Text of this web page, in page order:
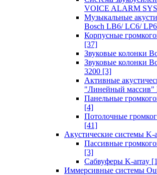
VOICE ALARM
Музыкальные
Bosch LB6/ LC6/ LP6
Корпусные
[37]
Звуковые колонки
Звуковые колонки
3200 [3]
Активные
"Линейный массив"
Панельные
[4]
Потолочные
[41]
Акустические системы K-
Пассивные
[3]
Сабвуферы K-array
Иммерсивные системы